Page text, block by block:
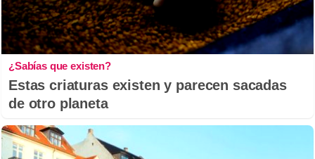
¿Sabías que existen?
Estas criaturas existen y parecen sacadas
de otro planeta